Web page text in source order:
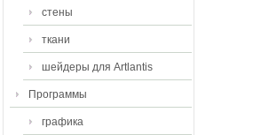
стены
ткани
шейдеры для Artlantis
Программы
графика